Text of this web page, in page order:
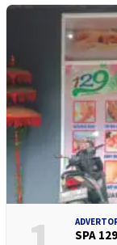
SPA